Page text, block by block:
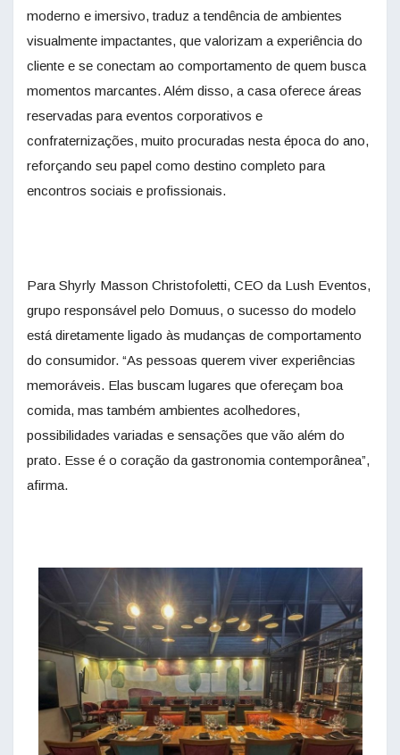
moderno e imersivo, traduz a tendência de ambientes
visualmente impactantes, que valorizam a experiência do
cliente e se conectam ao comportamento de quem busca
momentos marcantes. Além disso, a casa oferece áreas
reservadas para eventos corporativos e
confraternizações, muito procuradas nesta época do ano,
reforçando seu papel como destino completo para
encontros sociais e profissionais.
Para Shyrly Masson Christofoletti, CEO da Lush Eventos,
grupo responsável pelo Domuus, o sucesso do modelo
está diretamente ligado às mudanças de comportamento
do consumidor. “As pessoas querem viver experiências
memoráveis. Elas buscam lugares que ofereçam boa
comida, mas também ambientes acolhedores,
possibilidades variadas e sensações que vão além do
prato. Esse é o coração da gastronomia contemporânea”,
afirma.